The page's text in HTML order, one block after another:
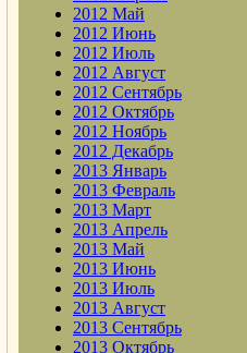
2012 Май
2012 Июнь
2012 Июль
2012 Август
2012 Сентябрь
2012 Октябрь
2012 Ноябрь
2012 Декабрь
2013 Январь
2013 Февраль
2013 Март
2013 Апрель
2013 Май
2013 Июнь
2013 Июль
2013 Август
2013 Сентябрь
2013 Октябрь